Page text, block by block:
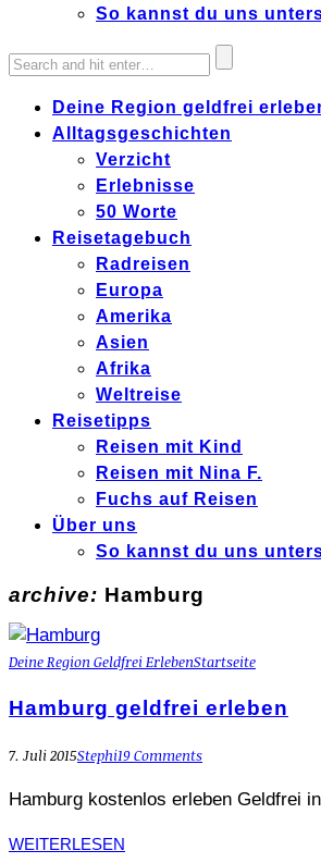
So kannst du uns
Deine Region geldfrei
Alltagsgeschichten
Verzicht
Erlebnisse
50 Worte
Reisetagebuch
Radreisen
Europa
Amerika
Asien
Afrika
Weltreise
Reisetipps
Reisen mit Kind
Reisen mit Nina F.
Fuchs auf Reisen
Über uns
So kannst du uns
archive: Hamburg
Deine Region Geldfrei ErlebenStartseite
Hamburg geldfrei erleben
7. Juli 2015Stephi19 Comments
Hamburg kostenlos erleben Geldfrei
WEITERLESEN